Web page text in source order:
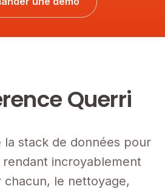
Querri
la stack de données pour
incroyablement
le nettoyage,